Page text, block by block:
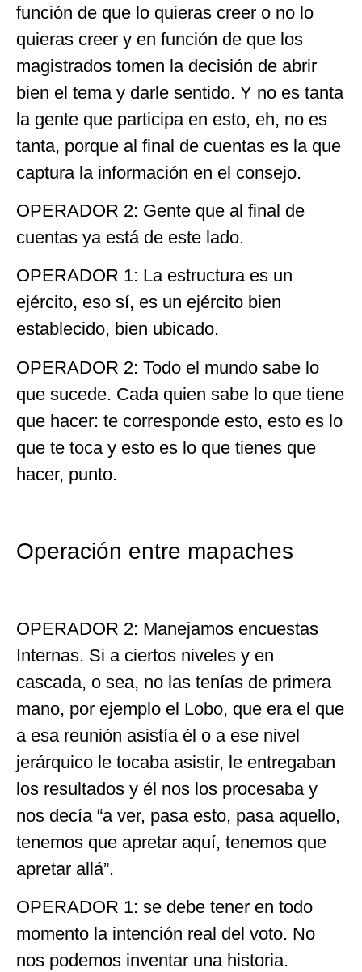
función de que lo quieras creer o no lo
quieras creer y en función de que los
magistrados tomen la decisión de abrir
bien el tema y darle sentido. Y no es tanta
la gente que participa en esto, eh, no es
tanta, porque al final de cuentas es la que
captura la información en el consejo.
OPERADOR 2: Gente que al final de
cuentas ya está de este lado.
OPERADOR 1: La estructura es un
ejército, eso sí, es un ejército bien
establecido, bien ubicado.
OPERADOR 2: Todo el mundo sabe lo
que sucede. Cada quien sabe lo que tiene
que hacer: te corresponde esto, esto es lo
que te toca y esto es lo que tienes que
hacer, punto.
Operación entre mapaches
OPERADOR 2: Manejamos encuestas
Internas. Si a ciertos niveles y en
cascada, o sea, no las tenías de primera
mano, por ejemplo el Lobo, que era el que
a esa reunión asistía él o a ese nivel
jerárquico le tocaba asistir, le entregaban
los resultados y él nos los procesaba y
nos decía “a ver, pasa esto, pasa aquello,
tenemos que apretar aquí, tenemos que
apretar allá”.
OPERADOR 1: se debe tener en todo
momento la intención real del voto. No
nos podemos inventar una historia.